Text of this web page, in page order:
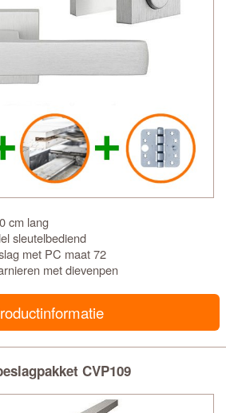
cm lang
sleutelbediend
met PC maat 72
met dievenpen
CVP109